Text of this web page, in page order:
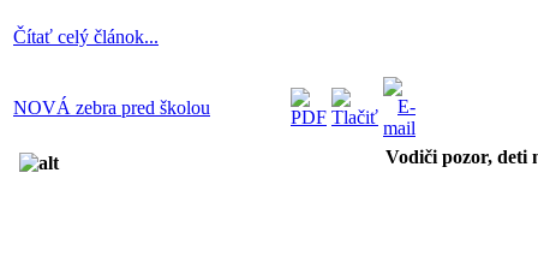
Čítať celý článok...
NOVÁ zebra pred školou
Vodiči pozor, deti